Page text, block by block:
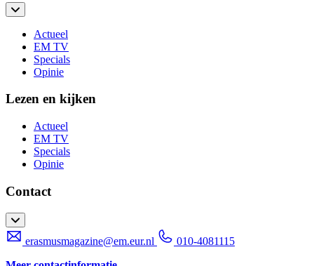
Actueel
EM TV
Specials
Opinie
Lezen en kijken
Actueel
EM TV
Specials
Opinie
Contact
erasmusmagazine@em.eur.nl
010-4081115